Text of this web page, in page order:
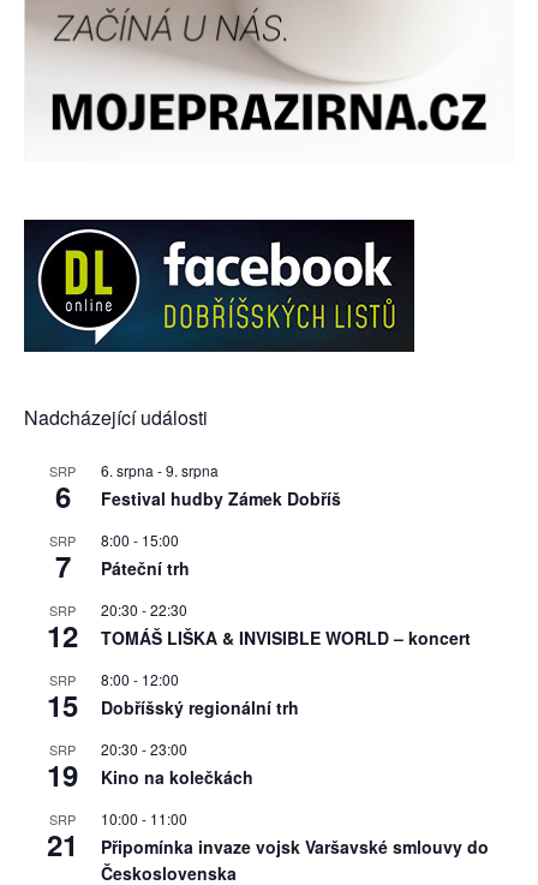
Nadcházející události
SRP
6
6. srpna -9. srpna
Festival hudby Zámek Dobříš
SRP
7
8:00 - 15:00
Páteční trh
SRP
12
20:30 -22:30
TOMÁŠ LIŠKA & INVISIBLE WORLD – koncert
SRP
15
8:00 - 12:00
Dobříšský regionální trh
SRP
19
20:30 -23:00
Kino na kolečkách
SRP
21
10:00 - 11:00
Připomínka invaze vojsk Varšavské smlouvy do
Československa